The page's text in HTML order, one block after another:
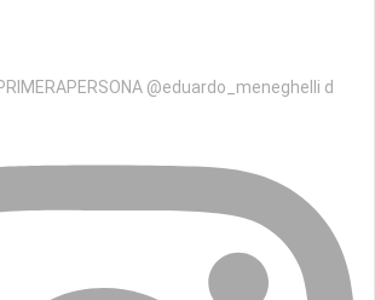
@eduardo_meneghelli d